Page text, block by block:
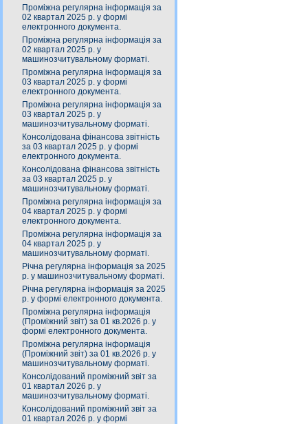
Проміжна регулярна інформація за
02 квартал 2025 р. у формі
електронного документа.
Проміжна регулярна інформація за
02 квартал 2025 р. у
машинозчитувальному форматі.
Проміжна регулярна інформація за
03 квартал 2025 р. у формі
електронного документа.
Проміжна регулярна інформація за
03 квартал 2025 р. у
машинозчитувальному форматі.
Консолідована фінансова звітність
за 03 квартал 2025 р. у формі
електронного документа.
Консолідована фінансова звітність
за 03 квартал 2025 р. у
машинозчитувальному форматі.
Проміжна регулярна інформація за
04 квартал 2025 р. у формі
електронного документа.
Проміжна регулярна інформація за
04 квартал 2025 р. у
машинозчитувальному форматі.
Річна регулярна інформація за 2025
р. у машинозчитувальному форматі.
Річна регулярна інформація за 2025
р. у формі електронного документа.
Проміжна регулярна інформація
(Проміжний звіт) за 01 кв.2026 р. у
формі електронного документа.
Проміжна регулярна інформація
(Проміжний звіт) за 01 кв.2026 р. у
машинозчитувальному форматі.
Консолідований проміжний звіт за
01 квартал 2026 р. у
машинозчитувальному форматі.
Консолідований проміжний звіт за
01 квартал 2026 р. у формі